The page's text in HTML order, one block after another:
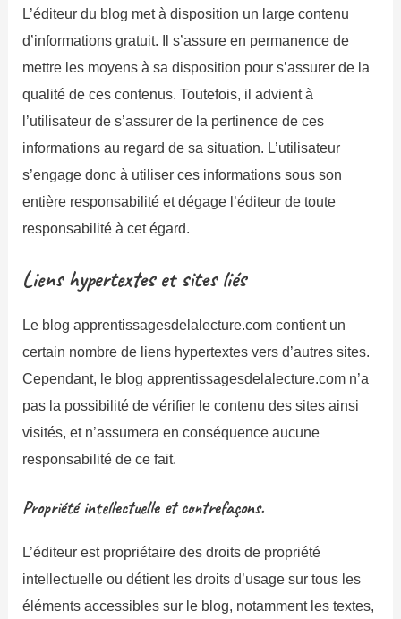
L’éditeur du blog met à disposition un large contenu
d’informations gratuit. Il s’assure en permanence de
mettre les moyens à sa disposition pour s’assurer de la
qualité de ces contenus. Toutefois, il advient à
l’utilisateur de s’assurer de la pertinence de ces
informations au regard de sa situation. L’utilisateur
s’engage donc à utiliser ces informations sous son
entière responsabilité et dégage l’éditeur de toute
responsabilité à cet égard.
Liens hypertextes et sites liés
Le blog apprentissagesdelalecture.com contient un
certain nombre de liens hypertextes vers d’autres sites.
Cependant, le blog apprentissagesdelalecture.com n’a
pas la possibilité de vérifier le contenu des sites ainsi
visités, et n’assumera en conséquence aucune
responsabilité de ce fait.
Propriété intellectuelle et contrefaçons.
L’éditeur est propriétaire des droits de propriété
intellectuelle ou détient les droits d’usage sur tous les
éléments accessibles sur le blog, notamment les textes,